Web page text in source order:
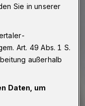
Sie in unserer
Art. 49 Abs. 1 S.
außerhalb
Daten, um